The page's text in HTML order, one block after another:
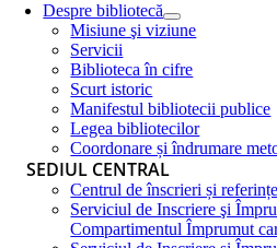
Despre bibliotecă
Misiune şi viziune
Servicii
Biblioteca în cifre
Scurt istoric
Manifestul bibliotecii publice
Legea bibliotecilor
Coordonare și îndrumare
SEDIUL CENTRAL
Centrul de înscrieri și referințe
Serviciul de Inscriere şi
Compartimentul Împrumut